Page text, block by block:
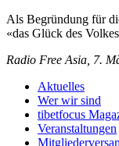
Als Begründung für
«das Glück des
Radio Free Asia, 7.
Aktuelles
Wer wir sind
tibetfocus
Veranstaltungen